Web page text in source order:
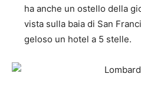
ha anche un ostello della
vista sulla baia di San
geloso un hotel a 5 stelle.